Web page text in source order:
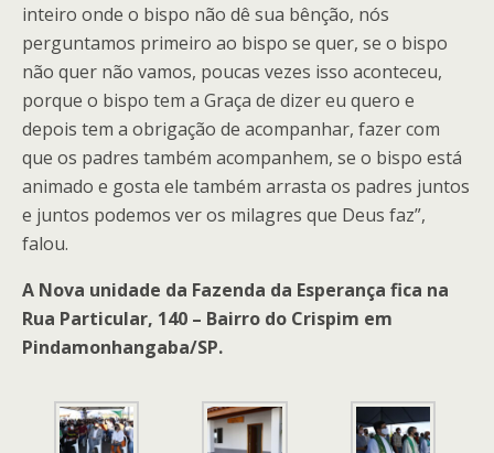
inteiro onde o bispo não dê sua bênção, nós
perguntamos primeiro ao bispo se quer, se o bispo
não quer não vamos, poucas vezes isso aconteceu,
porque o bispo tem a Graça de dizer eu quero e
depois tem a obrigação de acompanhar, fazer com
que os padres também acompanhem, se o bispo está
animado e gosta ele também arrasta os padres juntos
e juntos podemos ver os milagres que Deus faz”,
falou.
A Nova unidade da Fazenda da Esperança fica na
Rua Particular, 140 – Bairro do Crispim em
Pindamonhangaba/SP.